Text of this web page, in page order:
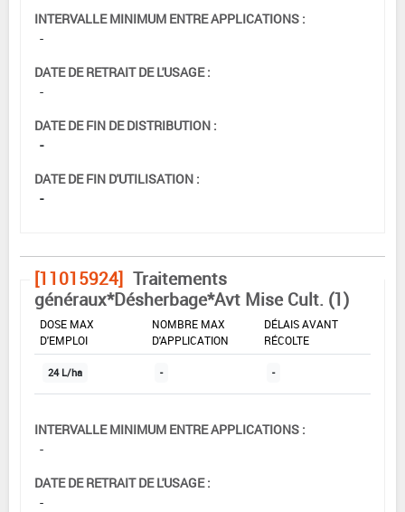
INTERVALLE MINIMUM ENTRE APPLICATIONS :
-
DATE DE RETRAIT DE L'USAGE :
-
DATE DE FIN DE DISTRIBUTION :
-
DATE DE FIN D'UTILISATION :
-
[11015924] Traitements
généraux*Désherbage*Avt Mise Cult. (1)
DOSE MAX
D'EMPLOI
NOMBRE MAX
D'APPLICATION
DÉLAIS AVANT
RÉCOLTE
24 L/ha - -
INTERVALLE MINIMUM ENTRE APPLICATIONS :
-
DATE DE RETRAIT DE L'USAGE :
-